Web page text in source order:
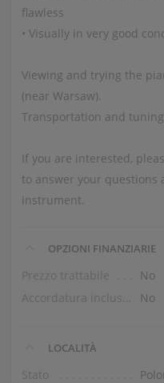
flawless
• Visually in very good
Viewing and trying the
(near Warsaw).
Transportation and
If you are interested,
to answer your questions
instrument.
OPZIONI FINANZIARIE
Prezzo trattabile
No
No
LOCALITÀ
Stato